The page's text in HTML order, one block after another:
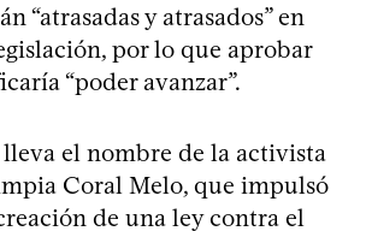
“atrasadas y atrasados” en
por lo que aprobar
“poder avanzar”.
el nombre de la activista
Coral Melo, que impulsó
de una ley contra el